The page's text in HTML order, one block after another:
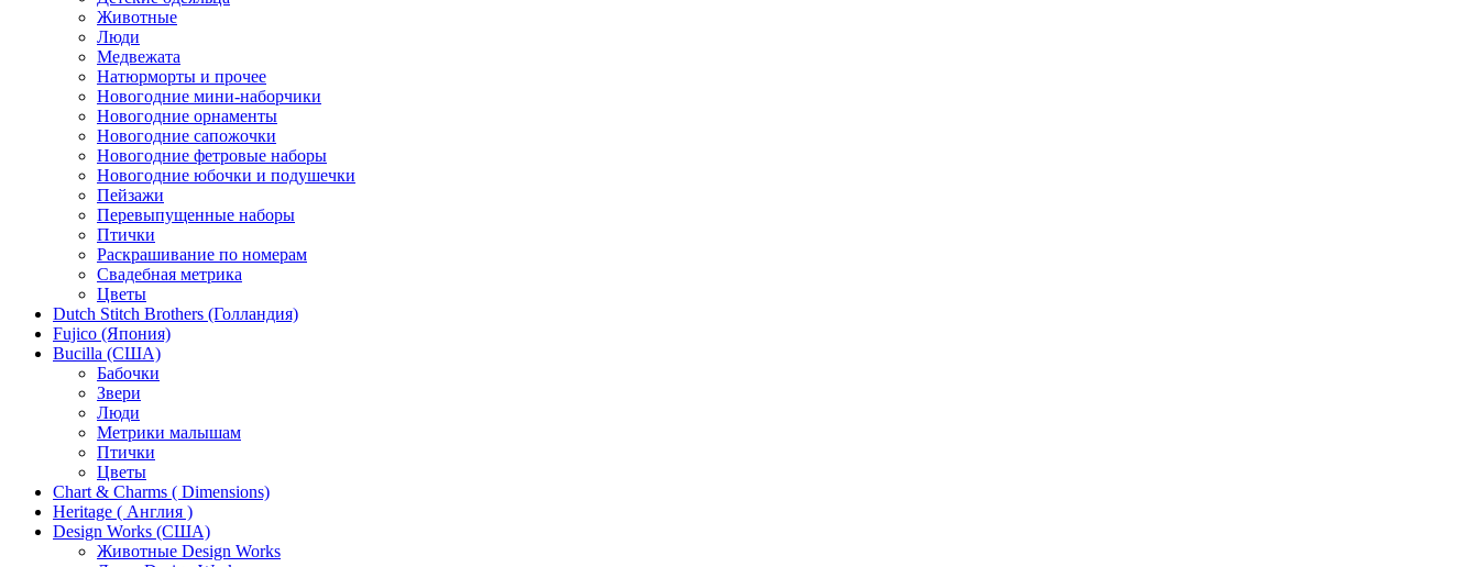
Животные
Люди
Медвежата
Натюрморты и прочее
Новогодние мини-наборчики
Новогодние орнаменты
Новогодние сапожочки
Новогодние фетровые наборы
Новогодние юбочки и подушечки
Пейзажи
Перевыпущенные наборы
Птички
Раскрашивание по номерам
Свадебная метрика
Цветы
Dutch Stitch Brothers (Голландия)
Fujico (Япония)
Bucilla (США)
Бабочки
Звери
Люди
Метрики малышам
Птички
Цветы
Chart & Charms ( Dimensions)
Heritage ( Англия )
Design Works (США)
Животные Design Works